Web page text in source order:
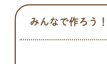
みんなで作ろう